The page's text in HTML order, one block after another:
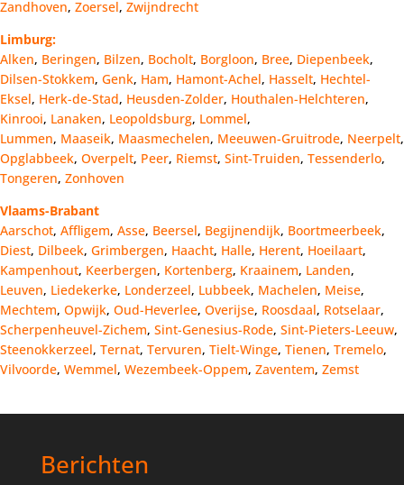
Zandhoven, Zoersel, Zwijndrecht
Limburg:
Alken, Beringen, Bilzen, Bocholt, Borgloon, Bree, Diepenbeek,
Dilsen-Stokkem, Genk, Ham, Hamont-Achel, Hasselt, Hechtel-
Eksel, Herk-de-Stad, Heusden-Zolder, Houthalen-Helchteren,
Kinrooi, Lanaken, Leopoldsburg, Lommel,
Lummen, Maaseik, Maasmechelen, Meeuwen-Gruitrode, Neerpelt,
Opglabbeek, Overpelt, Peer, Riemst, Sint-Truiden, Tessenderlo,
Tongeren, Zonhoven
Vlaams-Brabant
Aarschot, Affligem, Asse, Beersel, Begijnendijk, Boortmeerbeek,
Diest, Dilbeek, Grimbergen, Haacht, Halle, Herent, Hoeilaart,
Kampenhout, Keerbergen, Kortenberg, Kraainem, Landen,
Leuven, Liedekerke, Londerzeel, Lubbeek, Machelen, Meise,
Mechtem, Opwijk, Oud-Heverlee, Overijse, Roosdaal, Rotselaar,
Scherpenheuvel-Zichem, Sint-Genesius-Rode, Sint-Pieters-Leeuw,
Steenokkerzeel, Ternat, Tervuren, Tielt-Winge, Tienen, Tremelo,
Vilvoorde, Wemmel, Wezembeek-Oppem, Zaventem, Zemst
Berichten